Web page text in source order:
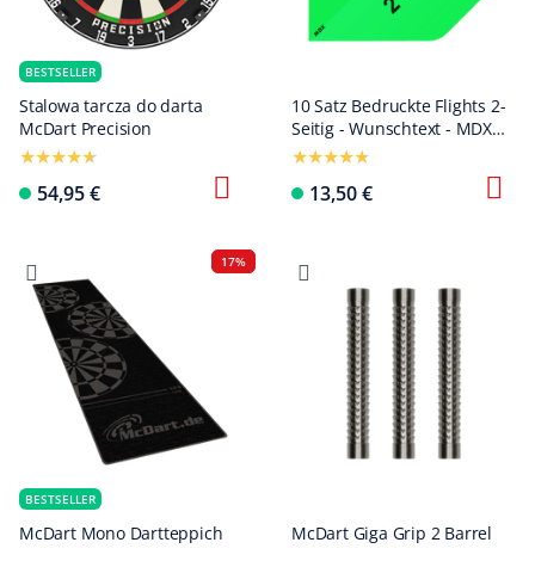
BESTSELLER
Stalowa tarcza do darta
McDart Precision
54,95 €
10 Satz Bedruckte Flights 2-
Seitig - Wunschtext - MDX
Standard
13,50 €
17%
BESTSELLER
McDart Mono Dartteppich McDart Giga Grip 2 Barrel